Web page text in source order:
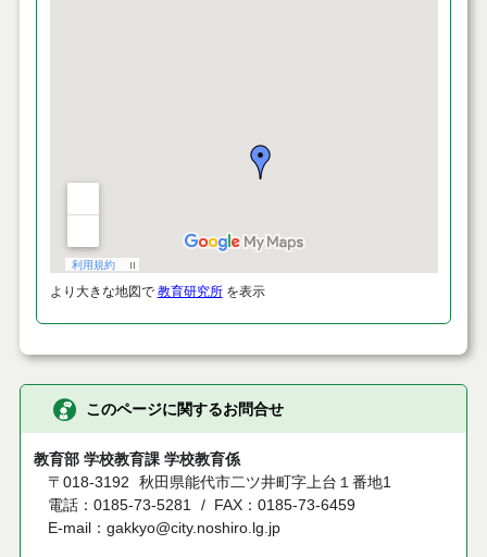
より大きな地図で 教育研究所を表示
このページに関するお問合せ
教育部 学校教育課 学校教育係
〒018-3192
秋田県能代市二ツ井町字上台１番地1
電話：0185-73-5281
FAX：0185-73-6459
E-mail：gakkyo@city.noshiro.lg.jp